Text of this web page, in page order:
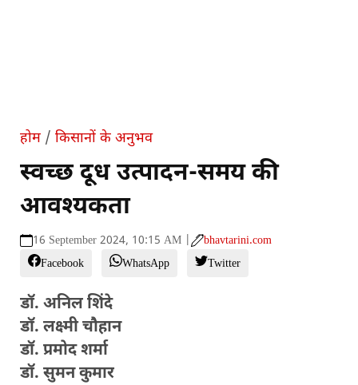
होम / किसानों के अनुभव
स्वच्छ दूध उत्पादन-समय की
आवश्यकता
16 September 2024, 10:15 AM |
bhavtarini.com
Facebook
WhatsApp Twitter
डॉ. अनिल शिंदे
डॉ. लक्ष्मी चौहान
डॉ. प्रमोद शर्मा
डॉ. सुमन कुमार